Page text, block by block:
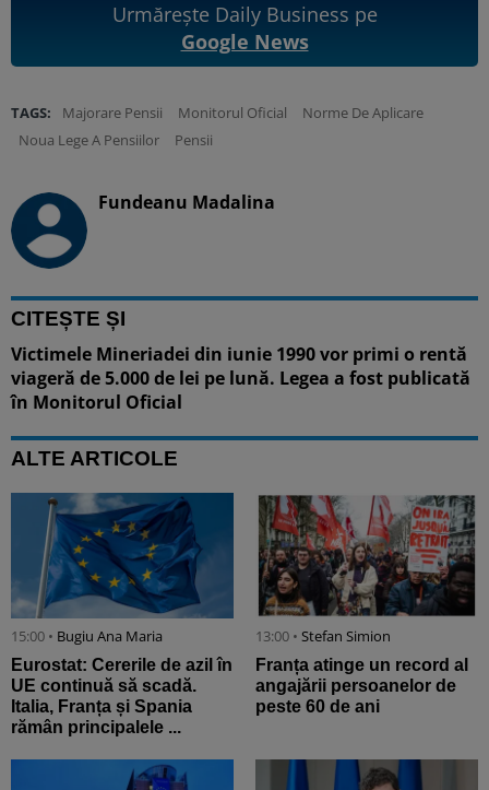
Urmărește Daily Business pe
Google News
TAGS: Majorare Pensii Monitorul Oficial
Norme De Aplicare
Noua Lege A Pensiilor
Pensii
Fundeanu Madalina
CITEȘTE ȘI
Victimele Mineriadei din iunie 1990 vor primi o rentă
viageră de 5.000 de lei pe lună. Legea a fost publicată
în Monitorul Oficial
ALTE ARTICOLE
15:00 • Bugiu ⁠Ana Maria
Eurostat: Cererile de azil în
UE continuă să scadă.
Italia, Franța și Spania
rămân principalele ...
13:00 • Stefan Simion
Franța atinge un record al
angajării persoanelor de
peste 60 de ani